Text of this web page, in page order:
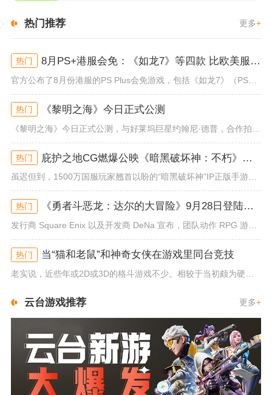
热门推荐 更多+
热门 8月PS+港服会免：《如龙7》等四款 比欧美服多一款
官方公布了8月份港服的PS Plus会免游戏，包括《如龙7》（PS4/PS5）、《小小梦魇》（PS4）、《托尼霍克职业滑...
热门 《黎明之海》今日正式公测
热门 庇护之地CG燃爆公映《暗黑破坏神：不朽》今日全平台上线
虽迟但到，1500万国服玩家翘首以盼的“暗黑破坏神”IP正版手游《暗黑破坏神：不朽》已于今日全平台上线！动作RPG王者再...
热门 《勇者斗恶龙：达尔的大冒险》9月28日登陆苹果谷歌应用商店
发行商 Square Enix 以及开发商 DeNa 宣布，团队动作 RPG 游戏《勇者斗恶龙：达尔的大冒险 魂之绊》将...
热门 当“猫和老鼠”和神奇女侠在游戏里同台竞技
云台游戏推荐 更多+